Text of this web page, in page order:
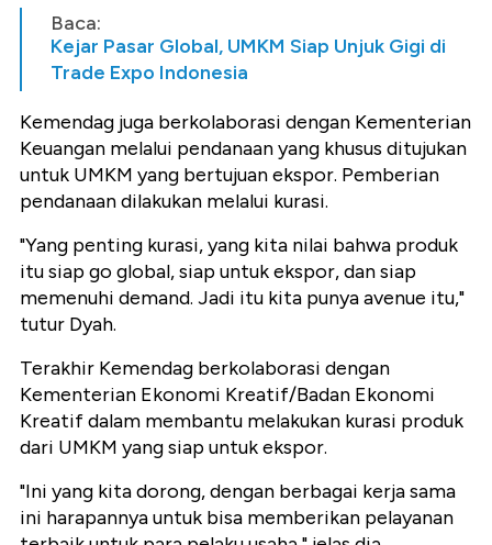
Baca:
Kejar Pasar Global, UMKM Siap Unjuk Gigi di
Trade Expo Indonesia
Kemendag juga berkolaborasi dengan Kementerian
Keuangan melalui pendanaan yang khusus ditujukan
untuk UMKM yang bertujuan ekspor. Pemberian
pendanaan dilakukan melalui kurasi.
"Yang penting kurasi, yang kita nilai bahwa produk
itu siap go global, siap untuk ekspor, dan siap
memenuhi demand. Jadi itu kita punya avenue itu,"
tutur Dyah.
Terakhir Kemendag berkolaborasi dengan
Kementerian Ekonomi Kreatif/Badan Ekonomi
Kreatif dalam membantu melakukan kurasi produk
dari UMKM yang siap untuk ekspor.
"Ini yang kita dorong, dengan berbagai kerja sama
ini harapannya untuk bisa memberikan pelayanan